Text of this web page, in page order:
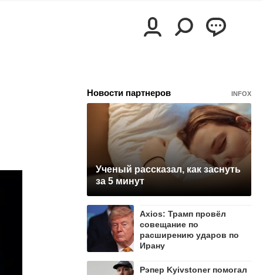
Новости партнеров INFOX
Ученый рассказал, как заснуть
за 5 минут
Axios: Трамп провёл
совещание по
расширению ударов по
Ирану
Рэпер Kyivstoner помогал